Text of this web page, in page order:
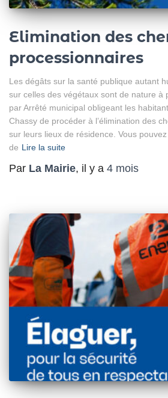
Elimination des
processionnaires
Les dégâts sur la santé publique autant
sur celles des végétaux sont de nature à
par Arrêté municipal obligeant les
Chassy de procéder à l’élimination des
sur leurs lieux de résidence. Vous
de Lire la suite
Par La Mairie, il y a 4 mois